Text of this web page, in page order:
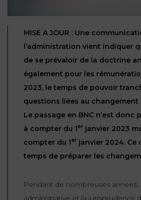
CONSOMMATION
DROIT
SUCCESSION
CALCULER
VOS
INDEMNITÉ DE
LICENCIEMENT
IMMOBILIER
DROIT
DU
TRAVAIL
DROIT
ADMINISTRATIF
DONNÉES
PERSONNELLES
DROIT
NUMÉRIQUE
ET
PROPRIÉTÉ
INTELLECTUELLE
ENTREPRISES
72
24
EN LIGNE
MISE A JOUR : Une
l’administration vient indiquer
de se prévaloir de la doctrine
également pour les
2023, le temps de pouvoir
questions liées au
Le passage en BNC n’est donc
à compter du 1er janvier 2023
compter du 1er janvier 2024. Ce
temps de préparer les
Pendant de nombreuses années,
administrative et la jurisprudence